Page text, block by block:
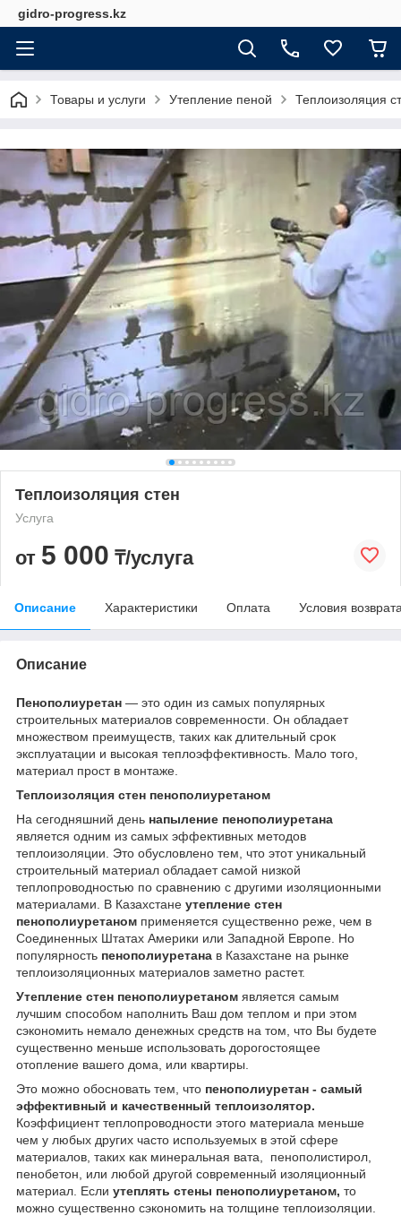
gidro-progress.kz
Товары и услуги Утепление пеной Теплоизоляция
Теплоизоляция стен
Услуга
от 5 000 ₸/услуга
Описание Характеристики Оплата Условия
Описание
Пенополиуретан — это один из самых популярных
строительных материалов современности. Он обладает
множеством преимуществ, таких как длительный срок
эксплуатации и высокая теплоэффективность. Мало того,
материал прост в монтаже.
Теплоизоляция стен пенополиуретаном
На сегодняшний день напыление пенополиуретана
является одним из самых эффективных методов
теплоизоляции. Это обусловлено тем, что этот уникальный
строительный материал обладает самой низкой
теплопроводностью по сравнению с другими изоляционными
материалами. В Казахстане утепление стен
пенополиуретаном применяется существенно реже, чем в
Соединенных Штатах Америки или Западной Европе. Но
популярность пенополиуретана в Казахстане на рынке
теплоизоляционных материалов заметно растет.
Утепление стен пенополиуретаном является самым
лучшим способом наполнить Ваш дом теплом и при этом
сэкономить немало денежных средств на том, что Вы будете
существенно меньше использовать дорогостоящее
отопление вашего дома, или квартиры.
Это можно обосновать тем, что пенополиуретан - самый
эффективный и качественный теплоизолятор.
Коэффициент теплопроводности этого материала меньше
чем у любых других часто используемых в этой сфере
материалов, таких как минеральная вата, пенополистирол,
пенобетон, или любой другой современный изоляционный
материал. Если утеплять стены пенополиуретаном, то
можно существенно сэкономить на толщине теплоизоляции.